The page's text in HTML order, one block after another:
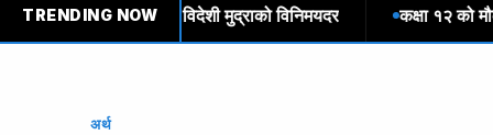
TRENDING NOW
लागि तोकियो विदेशी मुद्राको विनिमयदर कक्षा १२ को मौका
अर्थ